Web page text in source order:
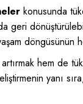
konusunda
geri
döngüsünün
hem de
yanı